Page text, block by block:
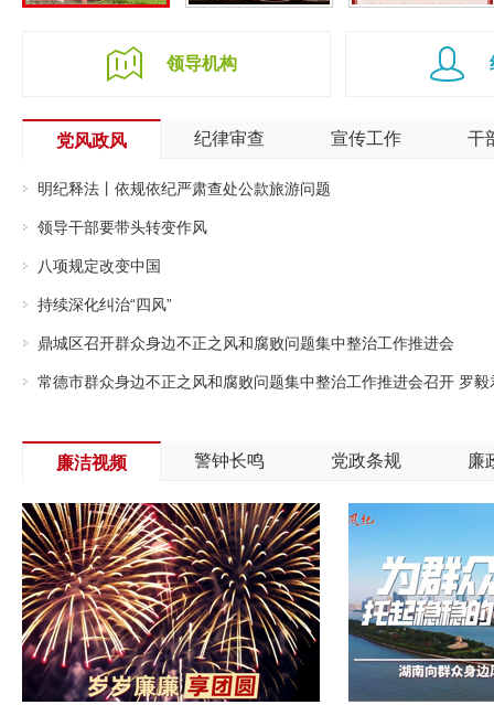
初心 忆苦思“田” 话
集中整治工作推进会
领导机构
党风政风 纪律审查 宣传工作 干
明纪释法丨依规依纪严肃查处公款旅游问题
领导干部要带头转变作风
八项规定改变中国
持续深化纠治“四风”
鼎城区召开群众身边不正之风和腐败问题集中整治工作推进会
常德市群众身边不正之风和腐败问题集中整治工作推进会召开 罗
廉洁视频 警钟长鸣 党政条规 廉